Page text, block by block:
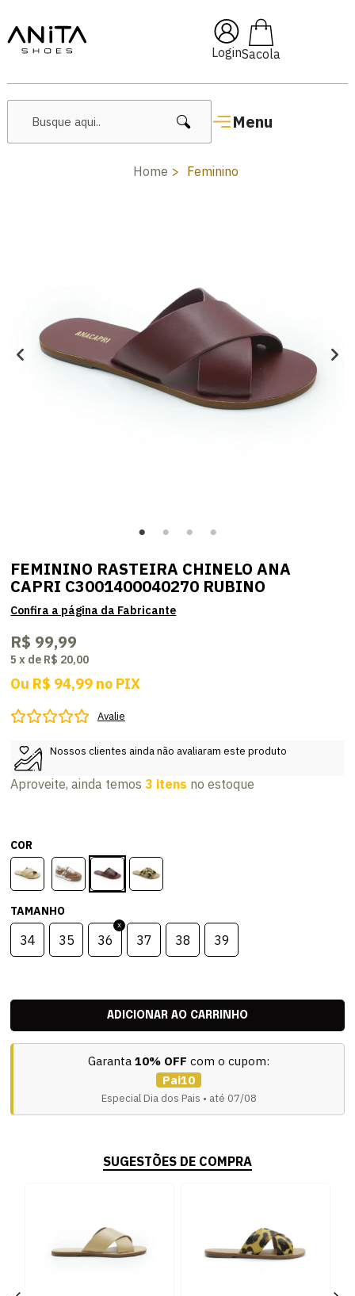
Login
Menu
🔥 Lançamentos Femininos
Home Feminino
FEMININO RASTEIRA CHINELO ANA
CAPRI C3001400040270 RUBINO
R$ 99,99
5 x de R$ 20,00
Ou R$ 94,99 no PIX
Avalie
Nossos clientes ainda não avaliaram este produto
Aproveite, ainda temos3 itens no estoque
COR
TAMANHO
34 35 36 37 38 39
Garanta 10% OFF com o cupom:
Pai10
Especial Dia dos Pais • até 07/08
SUGESTÕES DE COMPRA